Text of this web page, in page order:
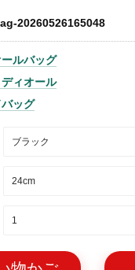
20260526165048
ルバッグ
ディオール
ッグ